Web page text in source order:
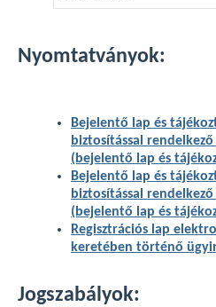
Nyomtatványok:
Bejelentő lap és
biztosítással rendelkező
(bejelentő lap és
Bejelentő lap és
biztosítással rendelkező
(bejelentő lap és
Regisztrációs lap
keretében történő
Jogszabályok: